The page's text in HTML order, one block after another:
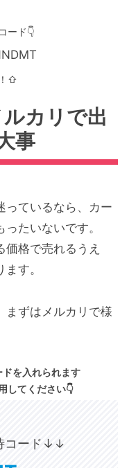
ード👇
⇧
カリで出
事
っているなら、カー
たいないです。
価格で売れるうえ
す。
まずはメルカリで様
ドを入れられます
してください👇
コード↓ ↓